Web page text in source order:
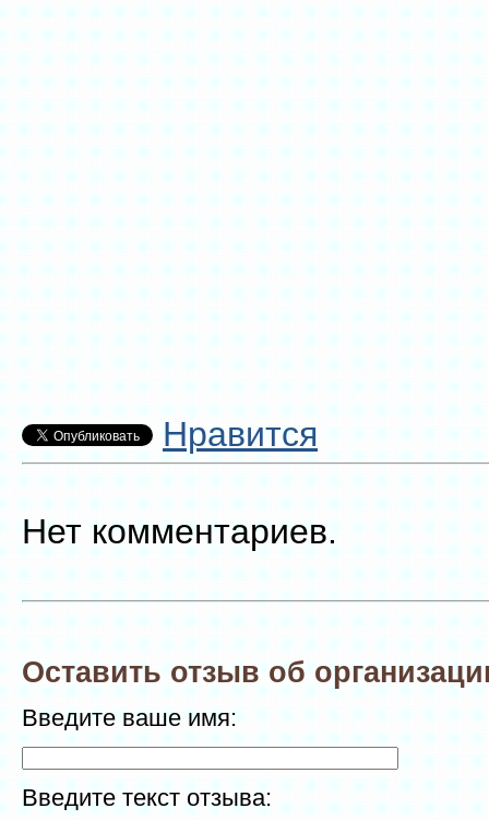
Нравится
Нет комментариев.
Оставить отзыв об
Введите ваше имя:
Введите текст отзыва: